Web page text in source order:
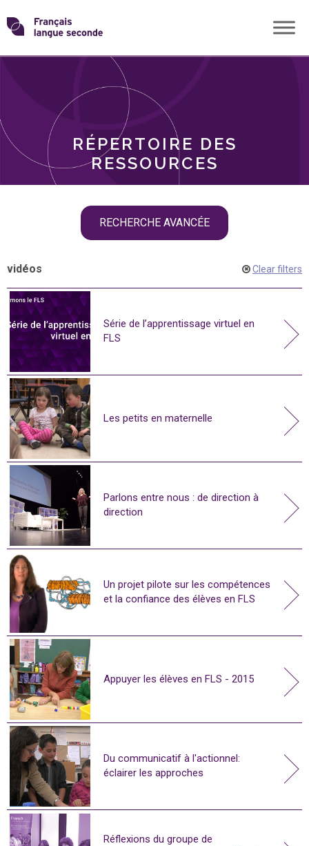
Skip
toTransformons
langue
RÉPERTOIRE DES
RESSOURCES
RECHERCHE AVANCÉE
THÈMES
vidéos Clear filters
Série de l’apprentissage virtuel en
FLS
Les petits en maternelle
Parlons entre nous : de direction à
direction
Un projet pilote sur les compétences
et la confiance des élèves en FLS
Appuyer les élèves en FLS - 2015
Du communicatif à l'actionnel:
éclairer les approches
Réflexions du groupe de